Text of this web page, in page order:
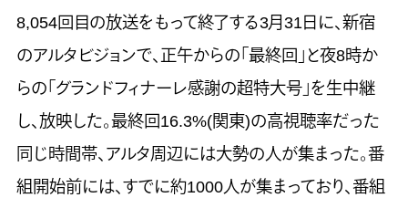
8,054回目の放送をもって終了する3月31日に、新宿
のアルタビジョンで、正午からの「最終回」と夜8時か
らの「グランドフィナーレ感謝の超特大号」を生中継
し、放映した。最終回16.3%(関東)の高視聴率だった
同じ時間帯、アルタ周辺には大勢の人が集まった。番
組開始前には、すでに約1000人が集まっており、番組